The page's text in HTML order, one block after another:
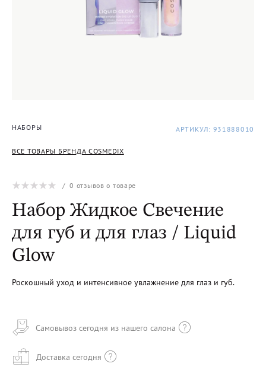
НАБОРЫ
ВСЕ ТОВАРЫ БРЕНДА COSMEDIX
АРТИКУЛ: 931888010
/0 отзывов о товаре
Набор Жидкое Свечение
для губ и для глаз / Liquid
Glow
Роскошный уход и интенсивное увлажнение для глаз и губ.
Самовывоз сегодня из нашего салона
Доставка сегодня